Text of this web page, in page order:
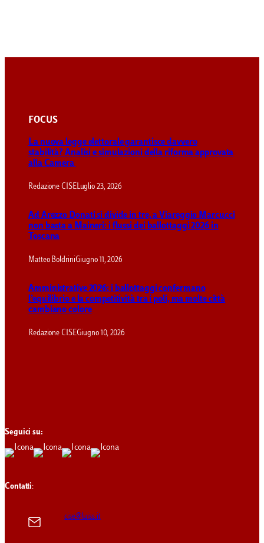
FOCUS
La nuova legge elettorale garantisce davvero
stabilità? Analisi e simulazioni della riforma approvata
alla Camera
Redazione CISELuglio 23, 2026
Ad Arezzo Donati si divide in tre, a Viareggio Marcucci
non basta a Maineri: i flussi dei ballottaggi 2026 in
Toscana
Matteo BoldriniGiugno 11, 2026
Amministrative 2026: i ballottaggi confermano
l’equilibrio e la competitività tra i poli, ma molte città
cambiano colore
Redazione CISEGiugno 10, 2026
Seguici su:
Contatti:
cise@luiss.it